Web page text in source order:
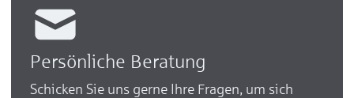
Persönliche Beratung
Schicken Sie uns gerne Ihre Fragen, um sich